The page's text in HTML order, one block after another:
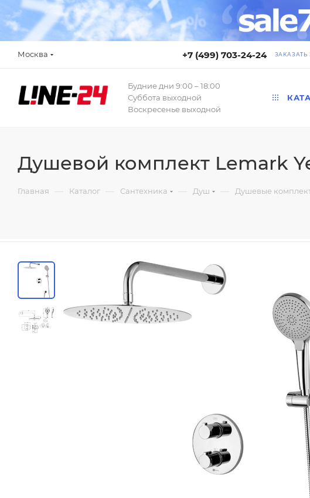
Москва +7 (499) 703-24-24
Будние дни 9:00 – 18:00
Суббота выходной
Воскресенье выходной
Душевой комплект Lemark
Главная — Каталог — Сантехника — Душ — Душевые